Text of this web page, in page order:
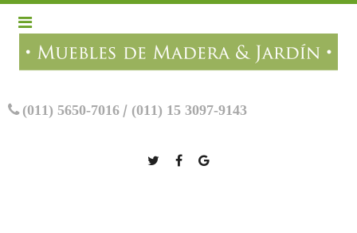
(011) 5650-7016 / (011) 15 3097-9143